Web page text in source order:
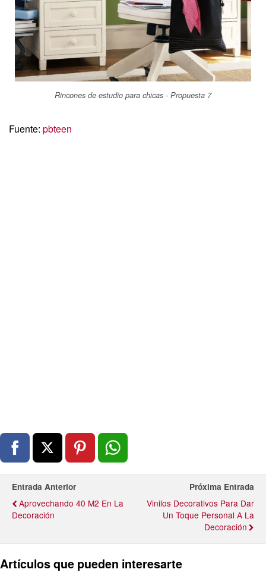
Rincones de estudio para chicas - Propuesta 7
Fuente: pbteen
Entrada Anterior
Aprovechando 40 M2 En La
Decoración
Próxima Entrada
Vinilos Decorativos Para Dar
Un Toque Personal A La
Decoración
Artículos que pueden interesarte